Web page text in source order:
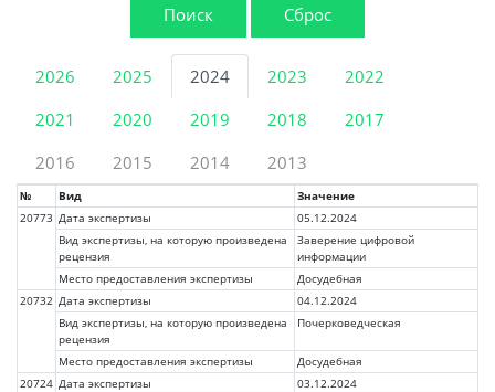
Поиск Сброс
2026 2025 2024 2023
2022
2021
2020 2019 2018
2017
2016
2015 2014 2013
№ Вид
Значение
20773 Дата экспертизы
05.12.2024
Вид экспертизы, на которую произведена
рецензия
Заверение цифровой
информации
Место предоставления экспертизы
Досудебная
20732 Дата экспертизы
04.12.2024
Вид экспертизы, на которую произведена
рецензия
Почерковедческая
Место предоставления экспертизы
Досудебная
20724 Дата экспертизы
03.12.2024